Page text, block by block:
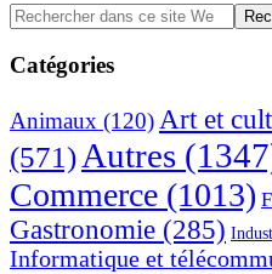
Barre
latérale
principale
Rechercher
dans
ce
site
Catégories
Animaux (120)Art et
(571) Autres
Commerce (1013)
Gastronomie (285)
Informatique et